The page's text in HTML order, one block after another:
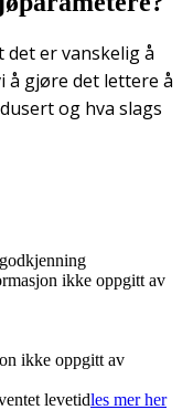
er vanskelig å
å gjøre det lettere å
og hva slags
ikke oppgitt av
ikke oppgitt av
levetidles mer her